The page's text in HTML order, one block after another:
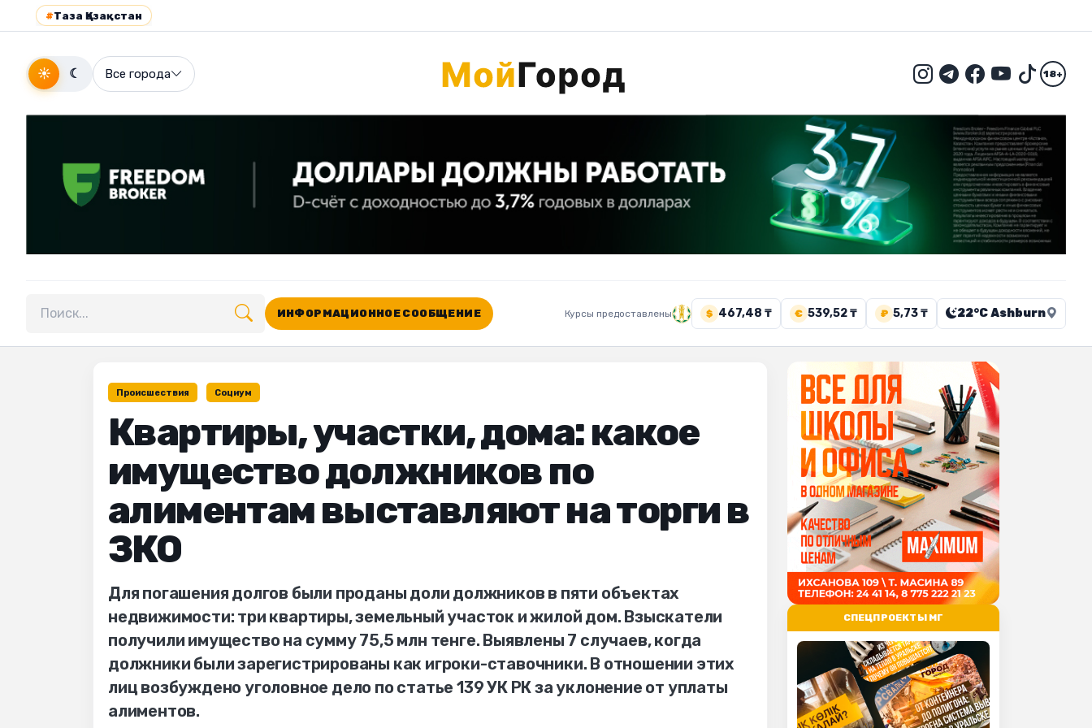
#Таза Қазақстан
☀ ☾ Все города 18+
Поиск по сайту
ИНФОРМАЦИОННОЕ СООБЩЕНИЕ Курсы предоставлены $ 467,48 ₸ € 539,52 ₸ ₽ 5,73 ₸ 22°C Ashburn
Происшествия Социум
Квартиры, участки, дома: какое
имущество должников по
алиментам выставляют на торги в
ЗКО
Для погашения долгов были проданы доли должников в пяти объектах
недвижимости: три квартиры, земельный участок и жилой дом. Взыскатели
получили имущество на сумму 75,5 млн тенге. Выявлены 7 случаев, когда
должники были зарегистрированы как игроки-ставочники. В отношении этих
лиц возбуждено уголовное дело по статье 139 УК РК за уклонение от уплаты
алиментов.
СПЕЦПРОЕКТЫ МГ